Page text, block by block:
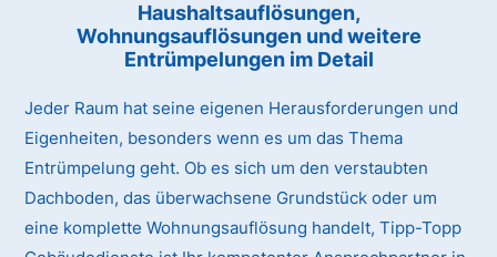
Haushaltsauflösungen,
Wohnungsauflösungen und weitere
Entrümpelungen im Detail
Jeder Raum hat seine eigenen Herausforderungen und
Eigenheiten, besonders wenn es um das Thema
Entrümpelung geht. Ob es sich um den verstaubten
Dachboden, das überwachsene Grundstück oder um
eine komplette Wohnungsauflösung handelt, Tipp-Topp